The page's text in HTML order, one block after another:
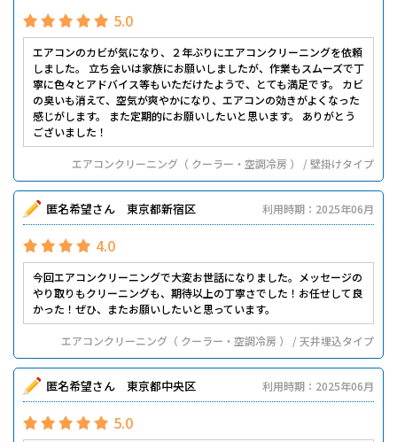
5.0
エアコンのカビが気になり、２年ぶりにエアコンクリーニングを依頼
しました。 立ち会いは家族にお願いしましたが、作業もスムーズで丁
寧に色々とアドバイス等もいただけたようで、とても満足です。 カビ
の臭いも消えて、空気が爽やかになり、エアコンの効きがよくなった
感じがします。 また定期的にお願いしたいと思います。 ありがとう
ございました！
エアコンクリーニング（ クーラー・空調冷房 ） / 壁掛けタイプ
匿名希望さん 東京都新宿区 利用時期：2025年06月
4.0
今回エアコンクリーニングで大変お世話になりました。メッセージの
やり取りもクリーニングも、期待以上の丁寧さでした！お任せして良
かった！ぜひ、またお願いしたいと思っています。
エアコンクリーニング（ クーラー・空調冷房 ） / 天井埋込タイプ
匿名希望さん 東京都中央区 利用時期：2025年06月
5.0